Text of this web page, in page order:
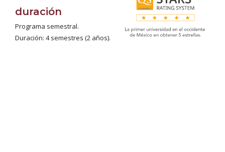
duración
Programa semestral.
Duración: 4 semestres (2 años).